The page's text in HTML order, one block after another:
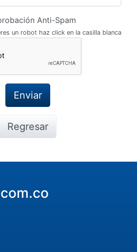
Anti-Spam
un robot haz click en la casilla blanca
Regresar